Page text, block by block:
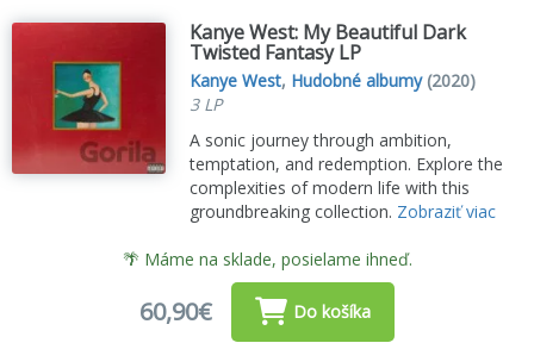
Kanye West: My Beautiful Dark
Twisted Fantasy LP
Kanye West, Hudobné albumy(2020)
3 LP
A sonic journey through ambition,
temptation, and redemption. Explore the
complexities of modern life with this
groundbreaking collection. Zobraziť viac
🌴 Máme na sklade, posielame ihneď.
60,90€ Do košíka